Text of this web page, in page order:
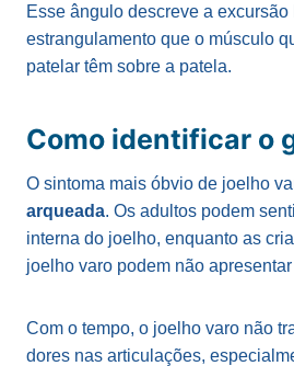
Esse ângulo descreve a
estrangulamento que o músculo
patelar têm sobre a patela.
Como identificar o
O sintoma mais óbvio de joelho
arqueada. Os adultos podem
interna do joelho, enquanto as
joelho varo podem não
Com o tempo, o joelho varo não
dores nas articulações,